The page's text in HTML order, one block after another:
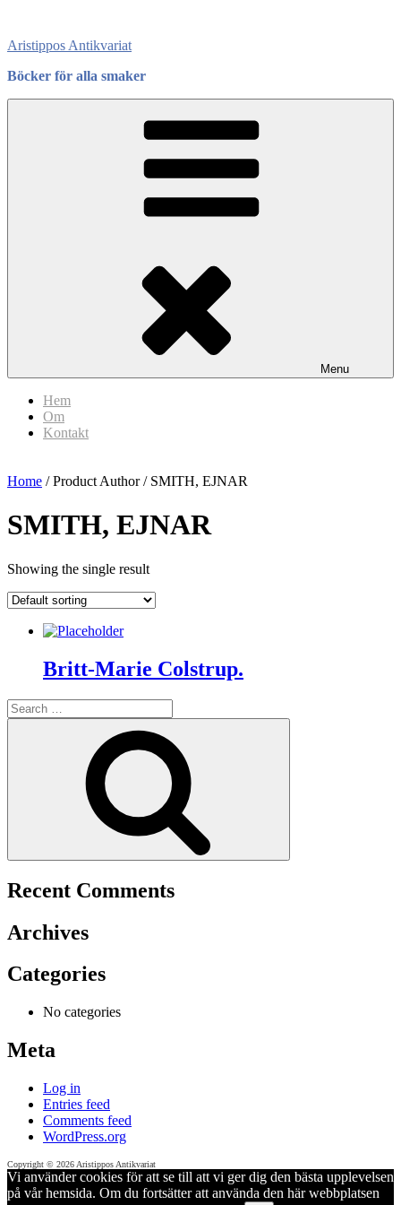
content
Aristippos Antikvariat
Böcker för alla smaker
Menu
Hem
Om
Kontakt
Home / Product Author / SMITH, EJNAR
SMITH, EJNAR
Showing the single result
Britt-Marie Colstrup.
Search
for:
Recent Comments
Archives
Categories
No categories
Meta
Log in
Entries feed
Comments feed
WordPress.org
Copyright © 2026 Aristippos Antikvariat
Vi använder cookies för att se till att vi ger dig den bästa upplevelsen
på vår hemsida. Om du fortsätter att använda den här webbplatsen